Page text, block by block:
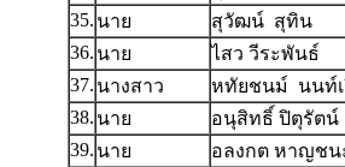
35. นาย สุวัฒน์ สุทิน
36. นาย ไสว วีระพันธ์
37. นางสาว หทัยชนม์ นนท์เ
38. นาย อนุสิทธิ์ ปิตุรัตน์
39. นาย อลงกต หาญชน